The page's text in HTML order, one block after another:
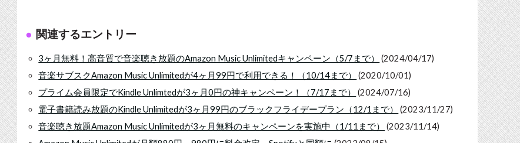
関連するエントリー
3ヶ月無料！高音質で音楽聴き放題のAmazon Music Unlimitedキャンペーン（5/7まで）
(2024/04/17)
音楽サブスクAmazon Music Unlimitedが4ヶ月99円で利用できる！（10/14まで）
(2020/10/01)
プライム会員限定でKindle Unlimtedが3ヶ月0円の神キャンペーン！（7/17まで）
(2024/07/16)
電子書籍読み放題のKindle Unlimitedが3ヶ月99円のブラックフライデープラン（12/1まで）
(2023/11/27)
音楽聴き放題Amazon Music Unlimitedが3ヶ月無料のキャンペーンを実施中（1/11まで）
(2023/11/14)